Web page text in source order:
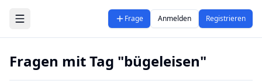
Zum Hauptinhalt springen
Frage Anmelden Registrieren
Fragen mit Tag "bügeleisen"